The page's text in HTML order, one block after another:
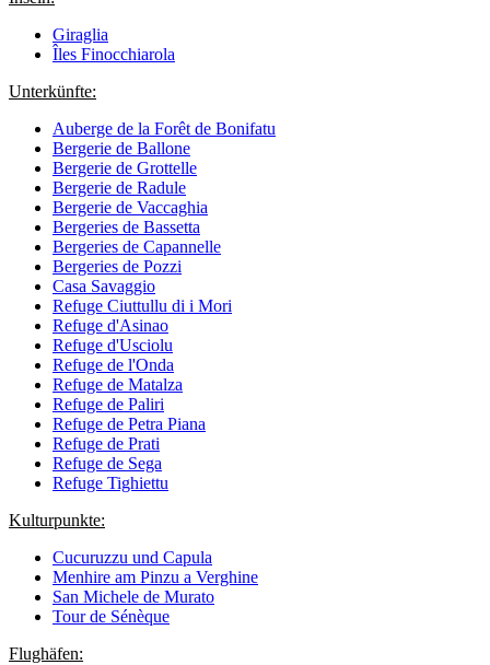
Giraglia
Îles Finocchiarola
Unterkünfte:
Auberge de la Forêt de Bonifatu
Bergerie de Ballone
Bergerie de Grottelle
Bergerie de Radule
Bergerie de Vaccaghia
Bergeries de Bassetta
Bergeries de Capannelle
Bergeries de Pozzi
Casa Savaggio
Refuge Ciuttullu di i Mori
Refuge d'Asinao
Refuge d'Usciolu
Refuge de l'Onda
Refuge de Matalza
Refuge de Paliri
Refuge de Petra Piana
Refuge de Prati
Refuge de Sega
Refuge Tighiettu
Kulturpunkte:
Cucuruzzu und Capula
Menhire am Pinzu a Verghine
San Michele de Murato
Tour de Sénèque
Flughäfen: